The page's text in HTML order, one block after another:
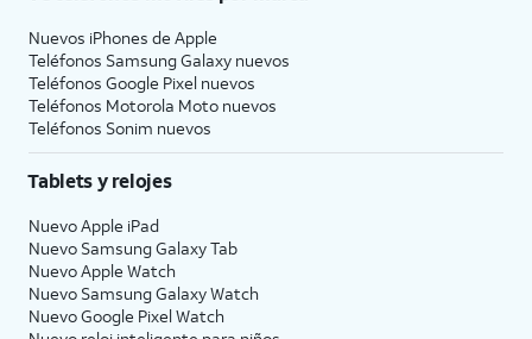
Nuevos iPhones de Apple
Teléfonos Samsung Galaxy nuevos
Teléfonos Google Pixel nuevos
Teléfonos Motorola Moto nuevos
Teléfonos Sonim nuevos
Tablets y relojes
Nuevo Apple iPad
Nuevo Samsung Galaxy Tab
Nuevo Apple Watch
Nuevo Samsung Galaxy Watch
Nuevo Google Pixel Watch